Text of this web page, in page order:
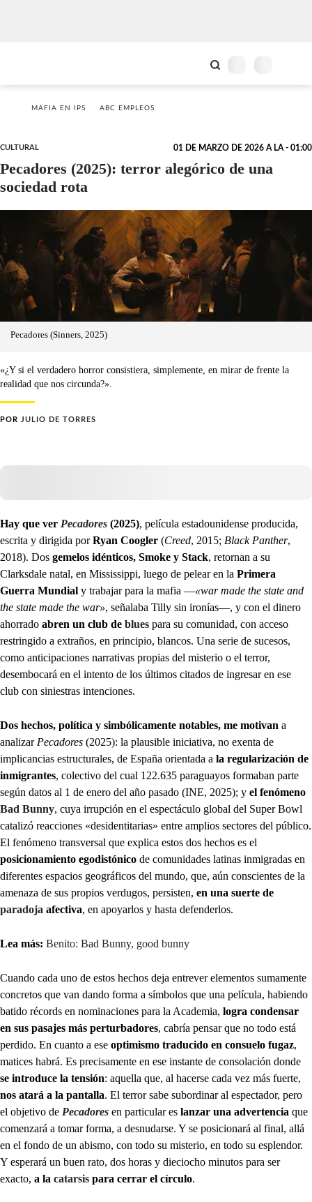
MAFIA EN IPS ABC EMPLEOS
CULTURAL 01 DE MARZO DE 2026 A LA - 01:00
Pecadores (2025): terror alegórico de una
sociedad rota
Pecadores (Sinners, 2025)
«¿Y si el verdadero horror consistiera, simplemente, en mirar de frente la
realidad que nos circunda?».
POR JULIO DE TORRES
Hay que ver Pecadores (2025), película estadounidense producida,
escrita y dirigida porRyan Coogler (Creed, 2015; Black Panther,
2018). Dos gemelos idénticos, Smoke y Stack, retornan a su
Clarksdale natal, en Mississippi, luego de pelear en la Primera
Guerra Mundial y trabajar para la mafia —«war made the state and
the state made the war», señalaba Tilly sin ironías—, y con el dinero
ahorrado abren un club de blues para su comunidad, con acceso
restringido a extraños, en principio, blancos. Una serie de sucesos,
como anticipaciones narrativas propias del misterio o el terror,
desembocará en el intento de los últimos citados de ingresar en ese
club con siniestras intenciones.
Dos hechos, política y simbólicamente notables, me motivan a
analizar Pecadores (2025): la plausible iniciativa, no exenta de
implicancias estructurales, de España orientada a la regularización de
inmigrantes, colectivo del cual 122.635 paraguayos formaban parte
según datos al 1 de enero del año pasado (INE, 2025); y el fenómeno
Bad Bunny, cuya irrupción en el espectáculo global del Super Bowl
catalizó reacciones «desidentitarias» entre amplios sectores del público.
El fenómeno transversal que explica estos dos hechos es el
posicionamiento egodistónico de comunidades latinas inmigradas en
diferentes espacios geográficos del mundo, que, aún conscientes de la
amenaza de sus propios verdugos, persisten, en una suerte de
paradoja afectiva, en apoyarlos y hasta defenderlos.
Lea más: Benito: Bad Bunny, good bunny
Cuando cada uno de estos hechos deja entrever elementos sumamente
concretos que van dando forma a símbolos que una película, habiendo
batido récords en nominaciones para la Academia, logra condensar
en sus pasajes más perturbadores, cabría pensar que no todo está
perdido. En cuanto a ese optimismo traducido en consuelo fugaz,
matices habrá. Es precisamente en ese instante de consolación donde
se introduce la tensión: aquella que, al hacerse cada vez más fuerte,
nos atará a la pantalla. El terror sabe subordinar al espectador, pero
el objetivo de Pecadores en particular es lanzar una advertencia que
comenzará a tomar forma, a desnudarse. Y se posicionará al final, allá
en el fondo de un abismo, con todo su misterio, en todo su esplendor.
Y esperará un buen rato, dos horas y dieciocho minutos para ser
exacto, a la catarsis para cerrar el círculo.